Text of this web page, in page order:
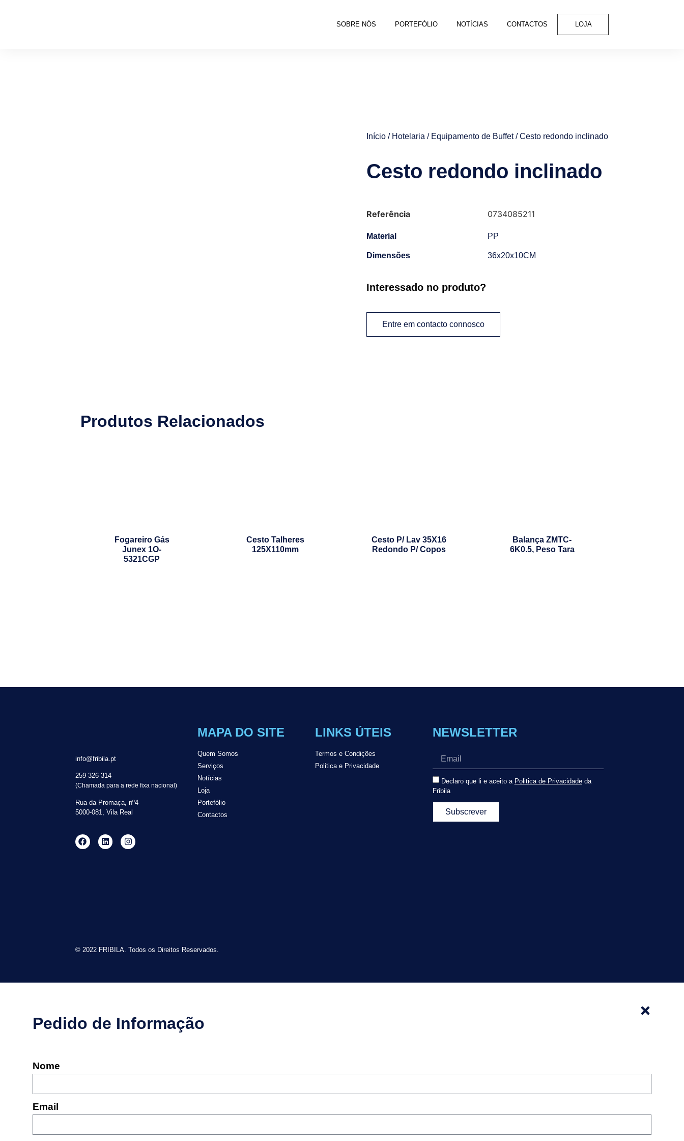
SOBRE NÓS PORTEFÓLIO NOTÍCIAS CONTACTOS LOJA
Início / Hotelaria / Equipamento de Buffet/ Cesto redondo inclinado
Cesto redondo inclinado
Referência 0734085211
Material PP
Dimensões 36x20x10CM
Interessado no produto?
Entre em contacto connosco
Produtos Relacionados
Fogareiro Gás
Junex 1O-
5321CGP
Cesto Talheres
125X110mm
Cesto P/ Lav 35X16
Redondo P/ Copos
Balança ZMTC-
6K0.5, Peso Tara
info@fribila.pt
259 326 314
(Chamada para a rede fixa nacional)
Rua da Promaça, nº4
5000-081, Vila Real
MAPA DO SITE
Quem Somos
Serviços
Notícias
Loja
Portefólio
Contactos
LINKS ÚTEIS
Termos e Condições
Politica e Privacidade
NEWSLETTER
Declaro que li e aceito a Politica de Privacidadeda
Fribila
Subscrever
© 2022 FRIBILA. Todos os Direitos Reservados.
Pedido de Informação
Nome
Email